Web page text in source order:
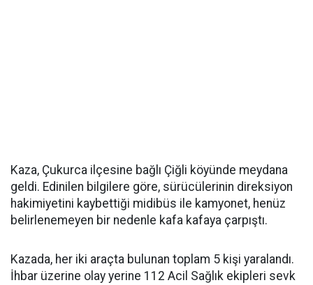
Kaza, Çukurca ilçesine bağlı Çiğli köyünde meydana
geldi. Edinilen bilgilere göre, sürücülerinin direksiyon
hakimiyetini kaybettiği midibüs ile kamyonet, henüz
belirlenemeyen bir nedenle kafa kafaya çarpıştı.
Kazada, her iki araçta bulunan toplam 5 kişi yaralandı.
İhbar üzerine olay yerine 112 Acil Sağlık ekipleri sevk